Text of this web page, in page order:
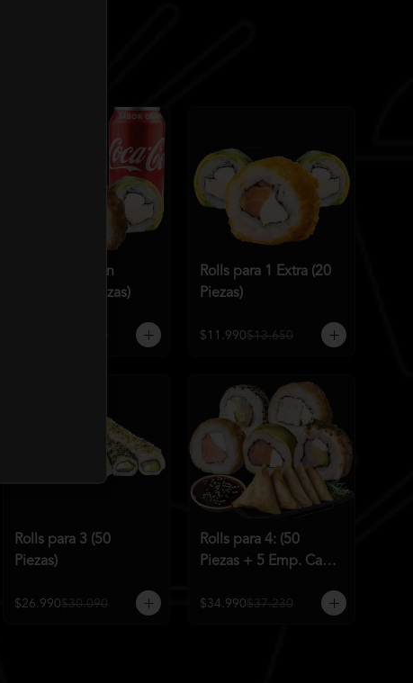
Rolls para 1 con
bebida (15 Piezas)
$11.960
Rolls para 1 Extra (20
Piezas)
$11.990$13.650
Rolls para 3 (50
Piezas)
$26.990$30.090
Rolls para 4: (50
Piezas + 5 Emp. Cam
$34.990$37.230